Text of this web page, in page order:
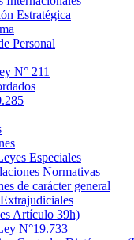
Estratégica
Personal
N° 211
Especiales
Normativas
de carácter general
Artículo 39h)
N°19.733